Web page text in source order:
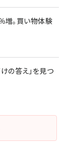
増。買い物体験
の答え」を見つ